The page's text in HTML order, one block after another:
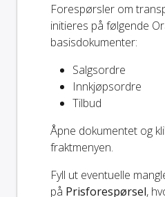
Forespørsler om
initieres på følgende
basisdokumenter:
Salgsordre
Innkjøpsordre
Tilbud
Åpne dokumentet og
fraktmenyen.
Fyll ut eventuelle
på Prisforespørsel,